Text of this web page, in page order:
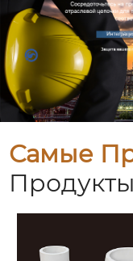
Самые
Продукты